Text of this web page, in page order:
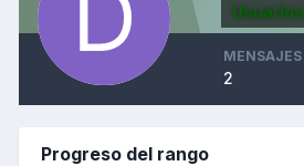
Usuarios
MENSAJES
2
Progreso del rango